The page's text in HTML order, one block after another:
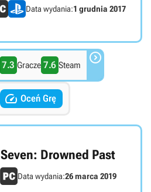
Data wydania:1 grudnia 2017
7.3 Gracze 7.6 Steam 
 Oceń Grę
Seven: Drowned Past
Data wydania:26 marca 2019